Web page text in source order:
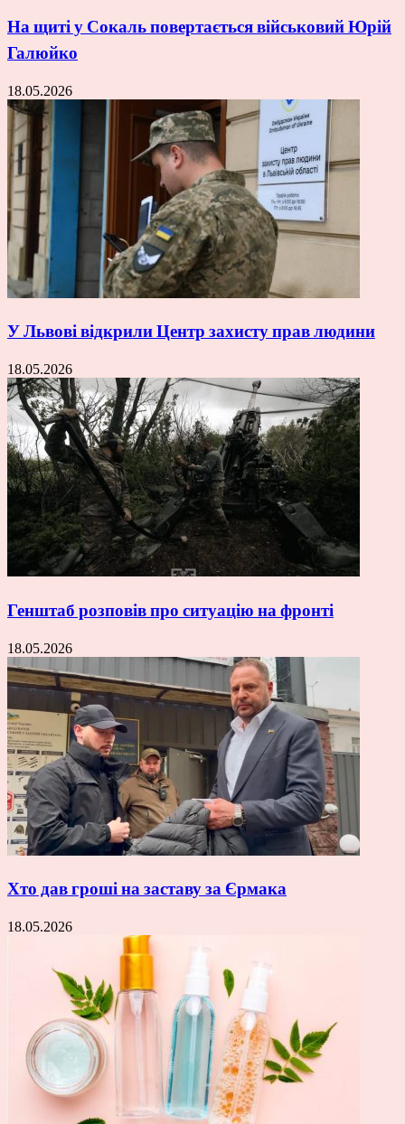
На щиті у Сокаль повертається військовий Юрій
Галюйко
18.05.2026
У Львові відкрили Центр захисту прав людини
18.05.2026
Генштаб розповів про ситуацію на фронті
18.05.2026
Хто дав гроші на заставу за Єрмака
18.05.2026